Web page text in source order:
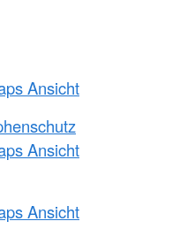
Ansicht
Ansicht
Ansicht